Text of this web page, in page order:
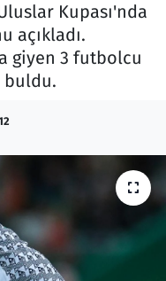
Kupası'nda
açıkladı.
giyen 3 futbolcu
buldu.